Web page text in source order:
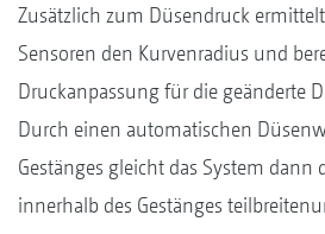
Zusätzlich zum Düsendruck
Sensoren den Kurvenradius und
Druckanpassung für die geänderte
Durch einen automatischen
Gestänges gleicht das System
innerhalb des Gestänges